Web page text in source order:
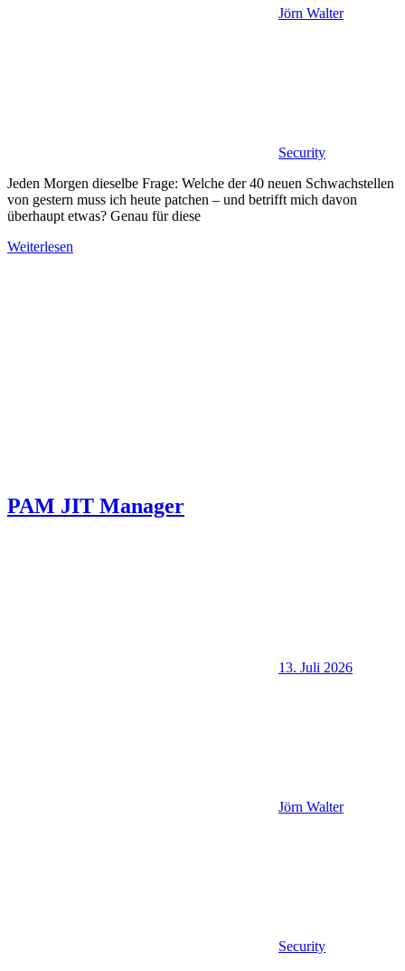
Jörn Walter
Security
Jeden Morgen dieselbe Frage: Welche der 40 neuen Schwachstellen
von gestern muss ich heute patchen – und betrifft mich davon
überhaupt etwas? Genau für diese
Weiterlesen
PAM JIT Manager
13. Juli 2026
Jörn Walter
Security